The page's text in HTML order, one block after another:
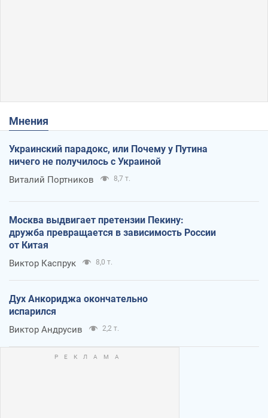
Мнения
Украинский парадокс, или Почему у Путина
ничего не получилось с Украиной
Виталий Портников 8,7 т.
Москва выдвигает претензии Пекину:
дружба превращается в зависимость России
от Китая
Виктор Каспрук 8,0 т.
Дух Анкориджа окончательно
испарился
Виктор Андрусив 2,2 т.